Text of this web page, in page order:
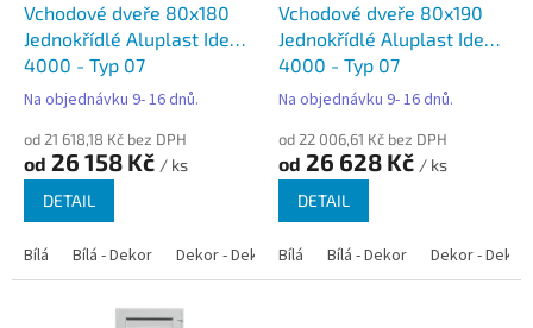
Vchodové dveře 80x180
Jednokřídlé Aluplast Ideal
4000 - Typ 07
Na objednávku 9- 16 dnů.
od 21 618,18 Kč bez DPH
od 26 158 Kč / ks
DETAIL
Bílá Bílá - Dekor Dekor - Dekor Bílá - Antracit Bílá - Zlatý dub
Vchodové dveře 80x190
Jednokřídlé Aluplast Ideal
4000 - Typ 07
Na objednávku 9- 16 dnů.
od 22 006,61 Kč bez DPH
od 26 628 Kč / ks
DETAIL
Bílá Bílá - Dekor Dekor - Dekor